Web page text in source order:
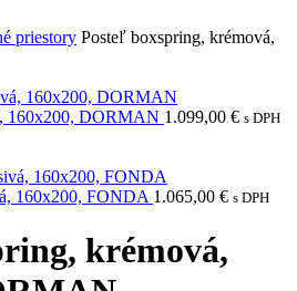
priestory Posteľ boxspring, krémová,
160x200, DORMAN 1.099,00 € s DPH
160x200, FONDA 1.065,00 € s DPH
krémová,